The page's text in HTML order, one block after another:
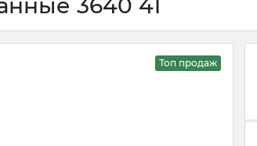
3640 41
Топ продаж